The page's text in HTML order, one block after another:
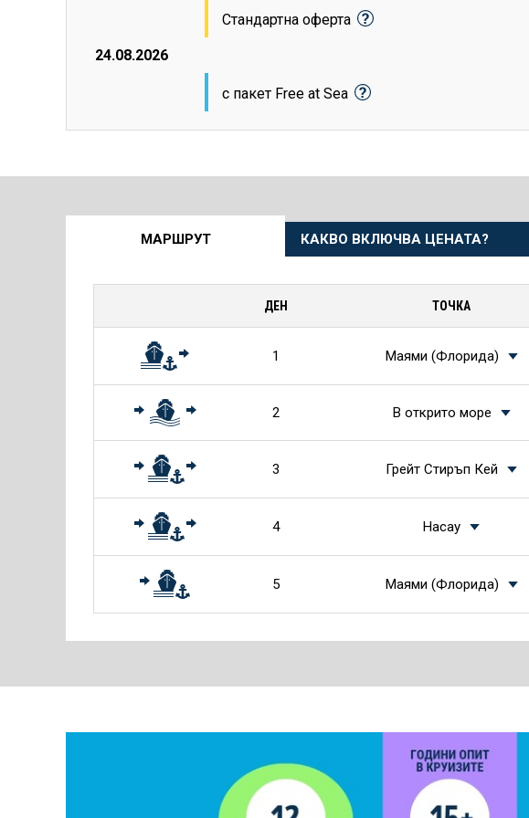
24.08.2026
Стандартна оферта
с пакет Free at Sea
МАРШРУТ КАКВО ВКЛЮЧВА ЦЕНАТА?
ДЕН ТОЧКА
1 Маями (Флорида)
2 В открито море
3 Грейт Стиръп Кей
4 Насау
5 Маями (Флорида)